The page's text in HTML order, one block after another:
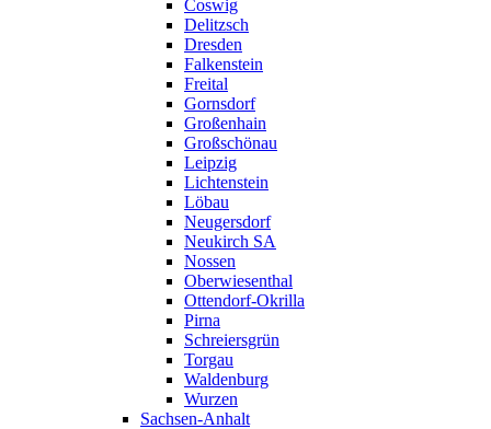
Coswig
Delitzsch
Dresden
Falkenstein
Freital
Gornsdorf
Großenhain
Großschönau
Leipzig
Lichtenstein
Löbau
Neugersdorf
Neukirch SA
Nossen
Oberwiesenthal
Ottendorf-Okrilla
Pirna
Schreiersgrün
Torgau
Waldenburg
Wurzen
Sachsen-Anhalt